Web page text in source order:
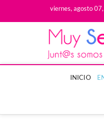
viernes, agosto
INICIO